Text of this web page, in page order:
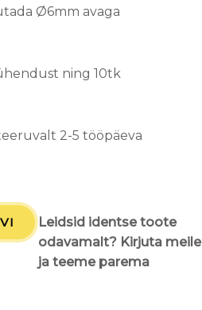
Ø6mm avaga
ning 10tk
2-5 tööpäeva
Leidsid identse toote
odavamalt? Kirjuta meile
ja teeme parema